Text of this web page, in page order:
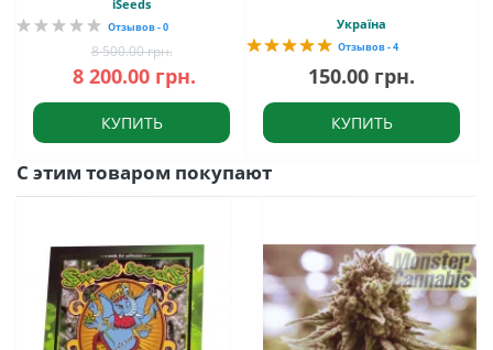
iSeeds
Отзывов - 0
8 500.00 грн.
8 200.00 грн.
КУПИТЬ
Україна
Отзывов - 4
150.00 грн.
КУПИТЬ
С этим товаром покупают